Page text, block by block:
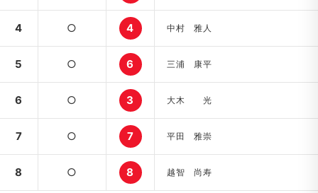
4 ○ 4 中村 雅人
5 ○ 6 三浦 康平
6 ○ 3 大木 光
7 ○ 7 平田 雅崇
8 ○ 8 越智 尚寿